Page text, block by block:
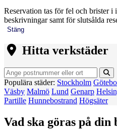
Reservation tas för fel och brister i
beskrivningar samt för slutsålda
Stäng
Hitta verkstäder
Populära städer: Stockholm
Väsby Malmö Lund Genarp
Partille Hunnebostrand Högsäter
Vad ska göras på din